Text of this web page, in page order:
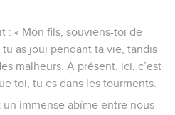
: « Mon fils, souviens-toi de
as joui pendant ta vie, tandis
malheurs. A présent, ici, c’est
toi, tu es dans les tourments.
immense abîme entre nous